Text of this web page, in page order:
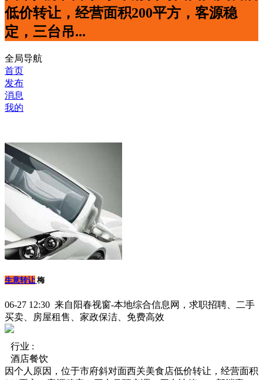
低价转让，经营面积200平方，客源稳
定，三台吊...
全局导航
首页
发布
消息
我的
生意转让 梅
06-27 12:30 来自阳春视窗-本地综合信息网，求职招聘、二手
买卖、房屋租售、家政保洁、免费高效
行业 :
酒店餐饮
因个人原因，位于市府斜对面西关美食店低价转让，经营面积